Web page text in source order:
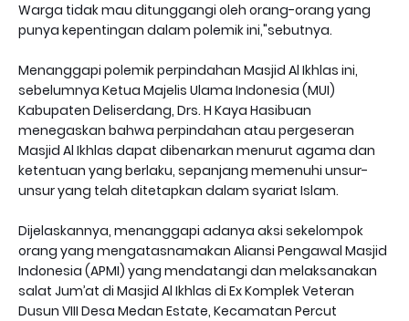
Warga tidak mau ditunggangi oleh orang-orang yang
punya kepentingan dalam polemik ini,"sebutnya.
Menanggapi polemik perpindahan Masjid Al Ikhlas ini,
sebelumnya Ketua Majelis Ulama Indonesia (MUI)
Kabupaten Deliserdang, Drs. H Kaya Hasibuan
menegaskan bahwa perpindahan atau pergeseran
Masjid Al Ikhlas dapat dibenarkan menurut agama dan
ketentuan yang berlaku, sepanjang memenuhi unsur-
unsur yang telah ditetapkan dalam syariat Islam.
Dijelaskannya, menanggapi adanya aksi sekelompok
orang yang mengatasnamakan Aliansi Pengawal Masjid
Indonesia (APMI) yang mendatangi dan melaksanakan
salat Jum’at di Masjid Al Ikhlas di Ex Komplek Veteran
Dusun VIII Desa Medan Estate, Kecamatan Percut